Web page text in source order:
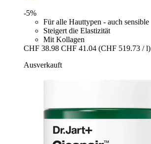
-5%
Für alle Hauttypen - auch sensible
Steigert die Elastizität
Mit Kollagen
CHF 38.98 CHF 41.04 (CHF 519.73 / l)
Ausverkauft